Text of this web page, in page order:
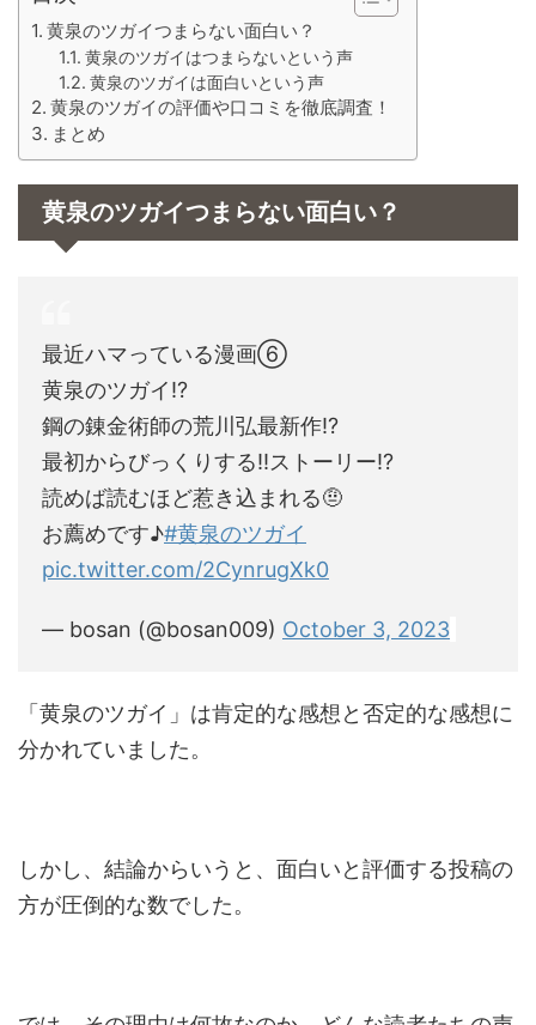
黄泉のツガイつまらない面白い？
黄泉のツガイはつまらないという声
黄泉のツガイは面白いという声
黄泉のツガイの評価や口コミを徹底調査！
まとめ
黄泉のツガイつまらない面白い？
最近ハマっている漫画⑥
黄泉のツガイ⁉️
鋼の錬金術師の荒川弘最新作⁉️
最初からびっくりする‼️ストーリー⁉️
読めば読むほど惹き込まれる🤨
お薦めです♪#黄泉のツガイ
pic.twitter.com/2CynrugXk0
— bosan (@bosan009) October 3, 2023
「黄泉のツガイ」は肯定的な感想と否定的な感想に
分かれていました。
しかし、結論からいうと、面白いと評価する投稿の
方が圧倒的な数でした。